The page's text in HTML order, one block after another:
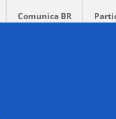
Comunica BR